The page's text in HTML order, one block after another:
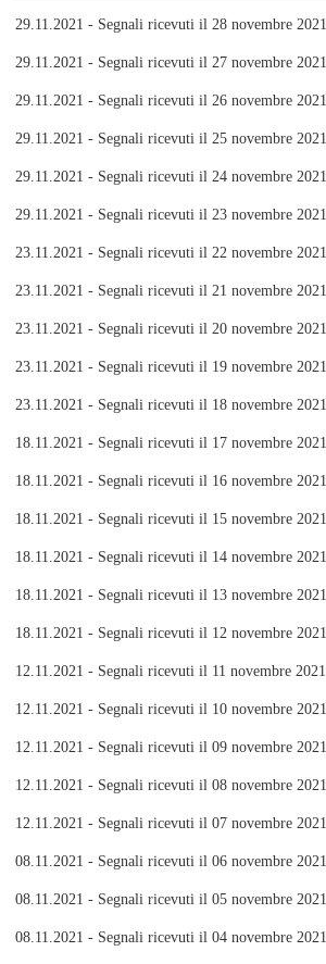
29.11.2021 - Segnali ricevuti il 28 novembre 2021
29.11.2021 - Segnali ricevuti il 27 novembre 2021
29.11.2021 - Segnali ricevuti il 26 novembre 2021
29.11.2021 - Segnali ricevuti il 25 novembre 2021
29.11.2021 - Segnali ricevuti il 24 novembre 2021
29.11.2021 - Segnali ricevuti il 23 novembre 2021
23.11.2021 - Segnali ricevuti il 22 novembre 2021
23.11.2021 - Segnali ricevuti il 21 novembre 2021
23.11.2021 - Segnali ricevuti il 20 novembre 2021
23.11.2021 - Segnali ricevuti il 19 novembre 2021
23.11.2021 - Segnali ricevuti il 18 novembre 2021
18.11.2021 - Segnali ricevuti il 17 novembre 2021
18.11.2021 - Segnali ricevuti il 16 novembre 2021
18.11.2021 - Segnali ricevuti il 15 novembre 2021
18.11.2021 - Segnali ricevuti il 14 novembre 2021
18.11.2021 - Segnali ricevuti il 13 novembre 2021
18.11.2021 - Segnali ricevuti il 12 novembre 2021
12.11.2021 - Segnali ricevuti il 11 novembre 2021
12.11.2021 - Segnali ricevuti il 10 novembre 2021
12.11.2021 - Segnali ricevuti il 09 novembre 2021
12.11.2021 - Segnali ricevuti il 08 novembre 2021
12.11.2021 - Segnali ricevuti il 07 novembre 2021
08.11.2021 - Segnali ricevuti il 06 novembre 2021
08.11.2021 - Segnali ricevuti il 05 novembre 2021
08.11.2021 - Segnali ricevuti il 04 novembre 2021